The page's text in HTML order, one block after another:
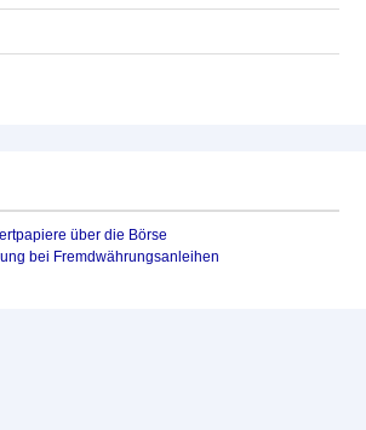
über die Börse
bei Fremdwährungsanleihen